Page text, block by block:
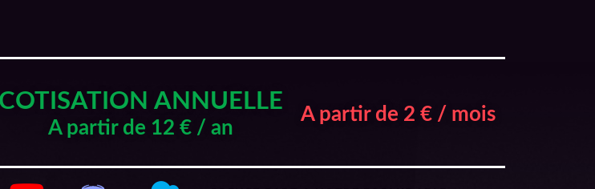
COTISATION ANNUELLE
A partir de 12 € / an
A partir de 2 € / mois